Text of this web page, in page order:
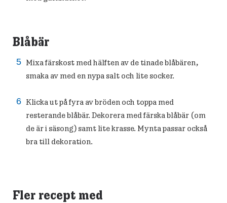
Blåbär
Mixa färskost med hälften av de tinade blåbären,
smaka av med en nypa salt och lite socker.
Klicka ut på fyra av bröden och toppa med
resterande blåbär. Dekorera med färska blåbär (om
de är i säsong) samt lite krasse. Mynta passar också
bra till dekoration.
Fler recept med